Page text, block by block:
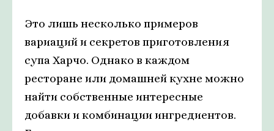
Это лишь несколько примеров
вариаций и секретов приготовления
супа Харчо. Однако в каждом
ресторане или домашней кухне можно
найти собственные интересные
добавки и комбинации ингредиентов.